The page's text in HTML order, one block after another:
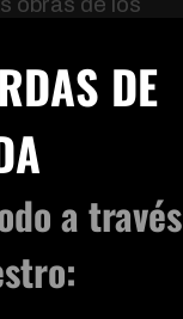
y otros más
en si
testimonios,
visuales y
el video y las
DE
a través